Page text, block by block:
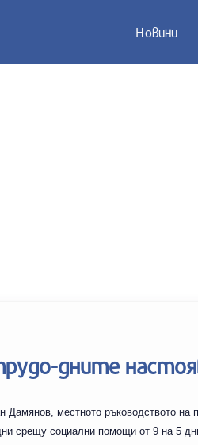
Новини
дните
местното ръководството
срещу социални помощи от 9 на 5